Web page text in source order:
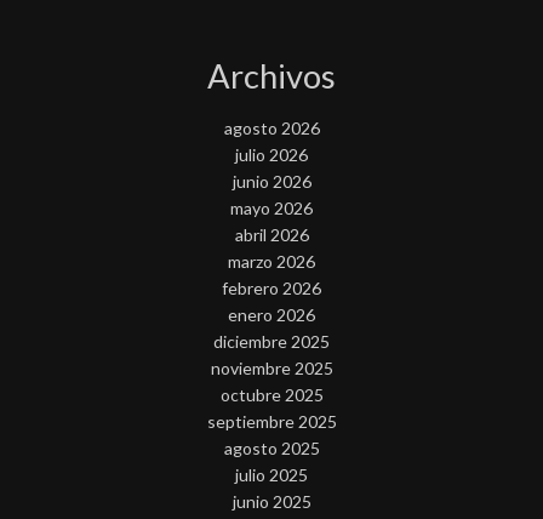
Archivos
agosto 2026
julio 2026
junio 2026
mayo 2026
abril 2026
marzo 2026
febrero 2026
enero 2026
diciembre 2025
noviembre 2025
octubre 2025
septiembre 2025
agosto 2025
julio 2025
junio 2025